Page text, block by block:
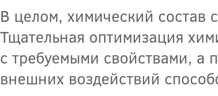
В целом, химический состав
Тщательная оптимизация
с требуемыми свойствами, а
внешних воздействий